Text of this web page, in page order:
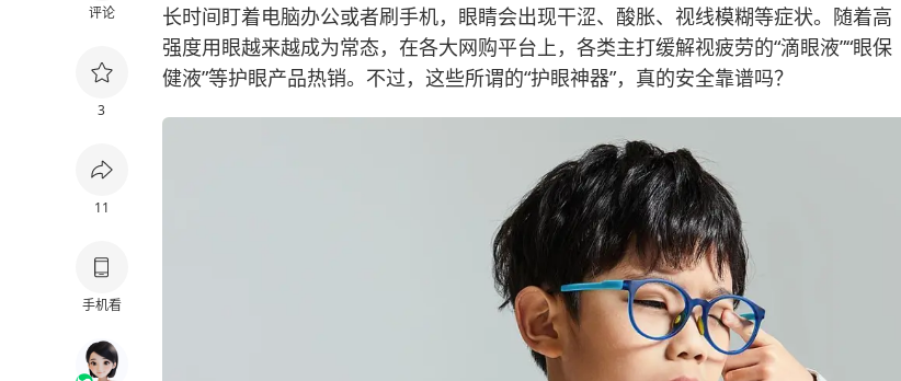
评论
3
11
手机看
长时间盯着电脑办公或者刷手机，眼睛会出现干涩、酸胀、视线模糊等症状。随着高
强度用眼越来越成为常态，在各大网购平台上，各类主打缓解视疲劳的“滴眼液”“眼保
健液”等护眼产品热销。不过，这些所谓的“护眼神器”，真的安全靠谱吗？